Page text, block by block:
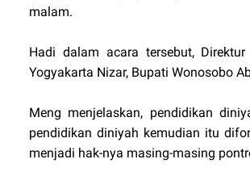
malam.
Hadi dalam acara tersebut,
Yogyakarta Nizar, Bupati Wonosobo
Meng menjelaskan, pendidikan
pendidikan diniyah kemudian itu
menjadi hak-nya masing-masing